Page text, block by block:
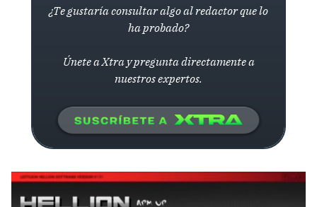
¿Te gustaría consultar algo al redactor que lo
ha probado?
Únete a Xtra y pregunta directamente a
nuestros expertos.